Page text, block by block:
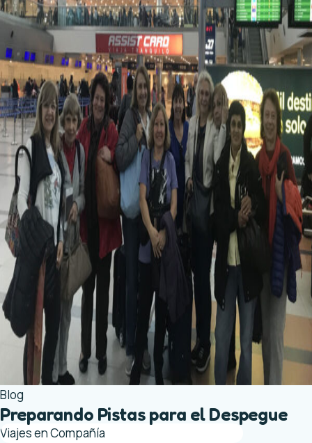
Blog
Preparando Pistas para el Despegue
Viajes en Compañía